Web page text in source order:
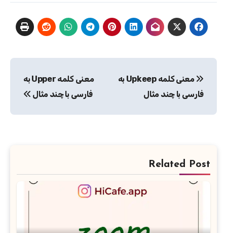
نوشته
معنی کلمه Upkeep به
فارسی با چند مثال
معنی کلمه Upper به
فارسی با چند مثال
Related Post